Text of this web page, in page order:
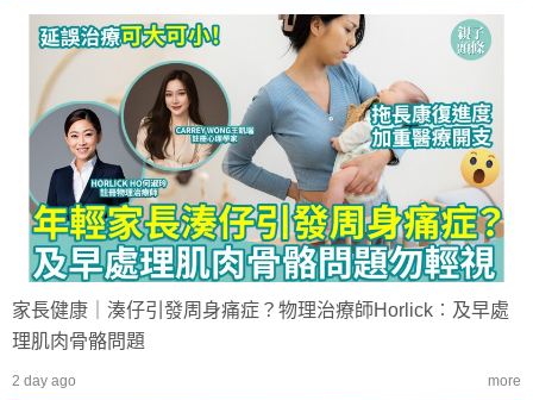
家長健康｜湊仔引發周身痛症？物理治療師Horlick︰及早處
理肌肉骨骼問題
2 day ago more